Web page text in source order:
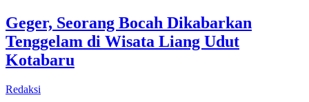
Geger, Seorang Bocah Dikabarkan
Tenggelam di Wisata Liang Udut
Kotabaru
Redaksi